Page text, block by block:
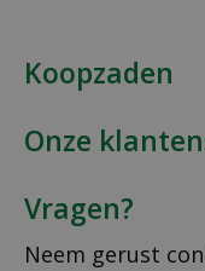
Koopzaden
Onze
Vragen?
Neem gerust